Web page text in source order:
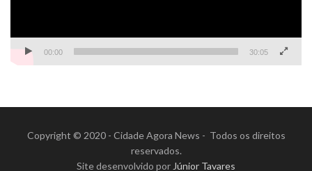
00:00 30:05
Copyright © 2020 - Cidade Agora News - Todos os direitos
reservados.
Site desenvolvido por Júnior Tavares